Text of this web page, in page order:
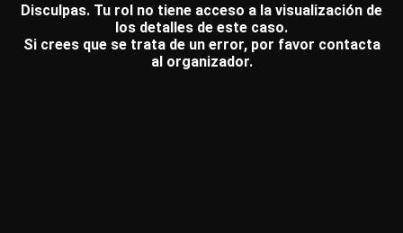
Disculpas. Tu rol no tiene acceso a la visualización de
los detalles de este caso.
Si crees que se trata de un error, por favor contacta
al organizador.